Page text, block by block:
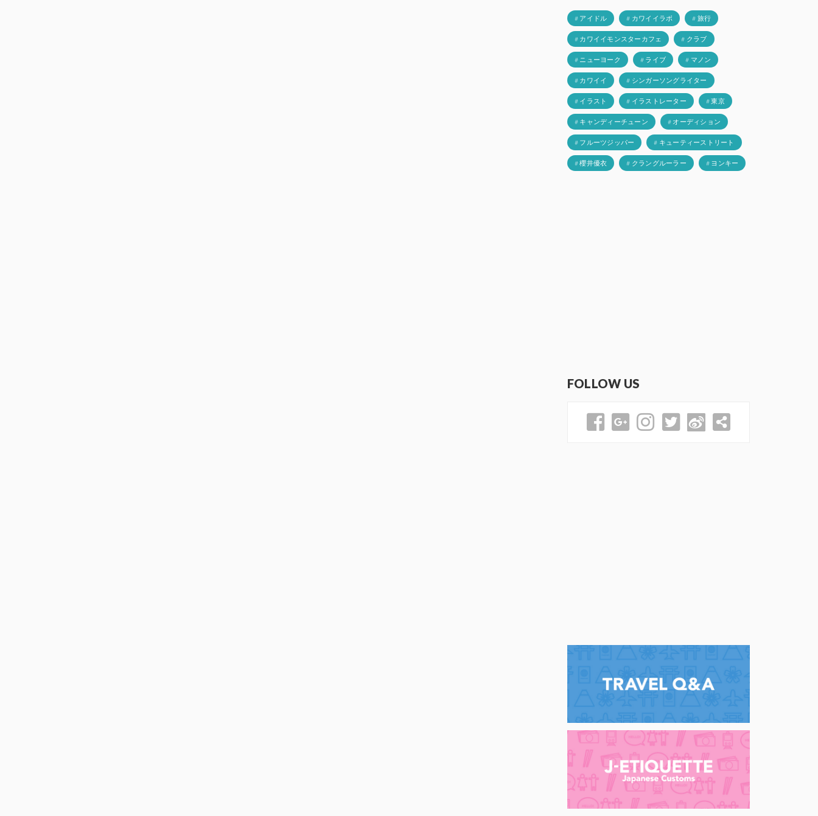
# アイドル # カワイイラボ # 旅行
# カワイイモンスターカフェ # クラブ
# ニューヨーク # ライブ # マノン
# カワイイ # シンガーソングライター
# イラスト # イラストレーター # 東京
# キャンディーチューン # オーディション
# フルーツジッパー # キューティーストリート
# 櫻井優衣 # クラングルーラー # ヨンキー
FOLLOW US